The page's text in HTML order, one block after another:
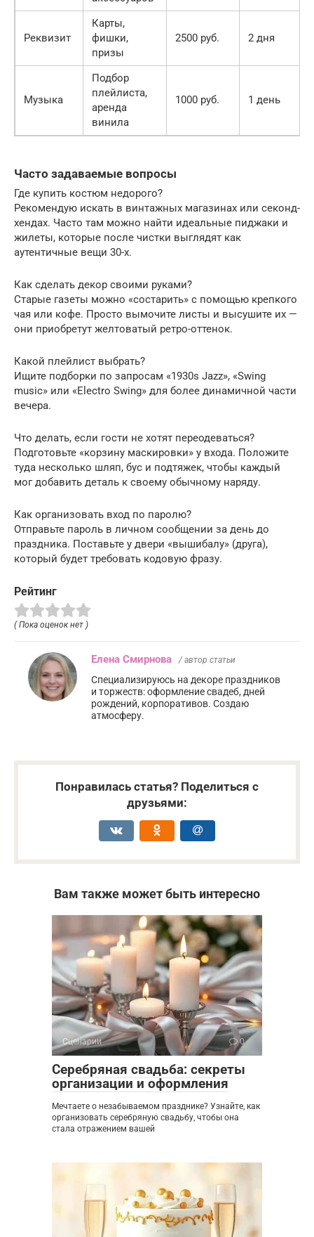
Реквизит
Карты,
фишки,
призы
2500 руб. 2 дня
Музыка
Подбор
плейлиста,
аренда
винила
1000 руб. 1 день
Часто задаваемые вопросы
Где купить костюм недорого?
Рекомендую искать в винтажных магазинах или секонд-
хендах. Часто там можно найти идеальные пиджаки и
жилеты, которые после чистки выглядят как
аутентичные вещи 30-х.
Как сделать декор своими руками?
Старые газеты можно «состарить» с помощью крепкого
чая или кофе. Просто вымочите листы и высушите их —
они приобретут желтоватый ретро-оттенок.
Какой плейлист выбрать?
Ищите подборки по запросам «1930s Jazz», «Swing
music» или «Electro Swing» для более динамичной части
вечера.
Что делать, если гости не хотят переодеваться?
Подготовьте «корзину маскировки» у входа. Положите
туда несколько шляп, бус и подтяжек, чтобы каждый
мог добавить деталь к своему обычному наряду.
Как организовать вход по паролю?
Отправьте пароль в личном сообщении за день до
праздника. Поставьте у двери «вышибалу» (друга),
который будет требовать кодовую фразу.
Рейтинг
( Пока оценок нет )
Елена Смирнова / автор статьи
Специализируюсь на декоре праздников
и торжеств: оформление свадеб, дней
рождений, корпоративов. Создаю
атмосферу.
Понравилась статья? Поделиться с
друзьями:
Вам также может быть интересно
Сценарии 0
Серебряная свадьба: секреты
организации и оформления
Мечтаете о незабываемом празднике? Узнайте, как
организовать серебряную свадьбу, чтобы она
стала отражением вашей